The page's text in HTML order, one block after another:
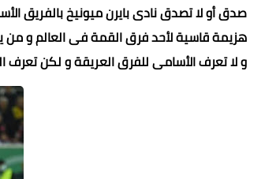
صدق أو لا تصدق نادى بايرن ميونيخ بالفريق
هزيمة قاسية لأحد فرق القمة فى العالم و
و لا تعرف الأسامى للفرق العريقة و لكن تعرف